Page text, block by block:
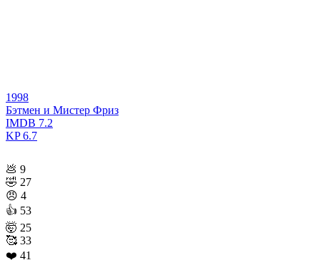
1998
Бэтмен и Мистер Фриз
IMDB 7.2
KP6.7
💩 9
🤣 27
😠 4
👍 53
🤯 25
🥰 33
❤️ 41